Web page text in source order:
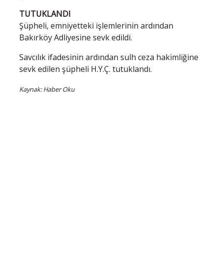
TUTUKLANDI
Şüpheli, emniyetteki işlemlerinin ardından
Bakırköy Adliyesine sevk edildi.​​​​​​​
Savcılık ifadesinin ardından sulh ceza hakimliğine
sevk edilen şüpheli H.Y.Ç. tutuklandı.
Kaynak: Haber Oku